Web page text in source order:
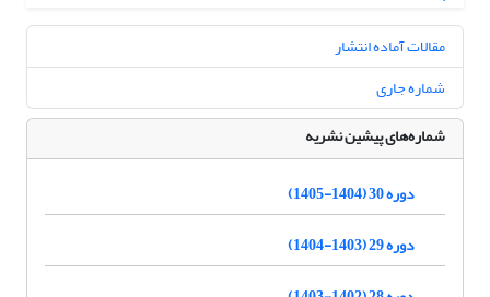
مقالات آماده انتشار
شماره جاری
شماره‌های پیشین نشریه
دوره 30 (1404-1405)
دوره 29 (1403-1404)